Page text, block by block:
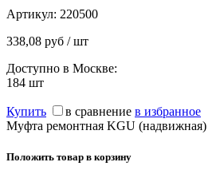
Артикул: 220500
338,08 руб / шт
Доступно в Москве:
184 шт
Купить в сравнение в избранное
Муфта ремонтная KGU (надвижная)
Положить товар в корзину